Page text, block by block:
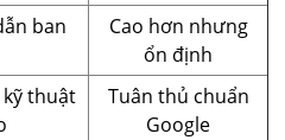
ban
Cao hơn nhưng
ổn định
thuật
Tuân thủ chuẩn
Google